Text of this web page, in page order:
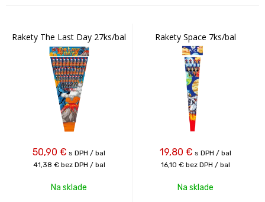
Rakety The Last Day 27ks/bal
50,90 € s DPH / bal
41,38 € bez DPH / bal
Na sklade
Rakety Space 7ks/bal
19,80 € s DPH / bal
16,10 € bez DPH / bal
Na sklade